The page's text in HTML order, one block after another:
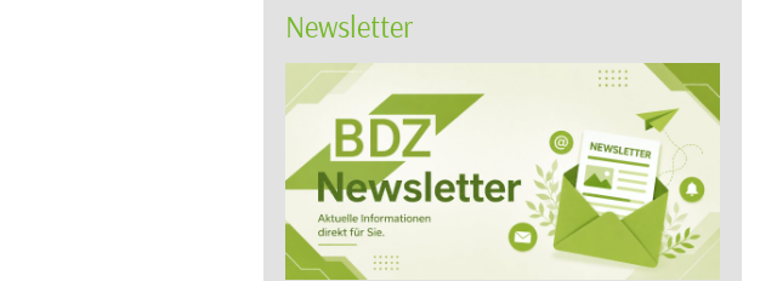
Newsletter